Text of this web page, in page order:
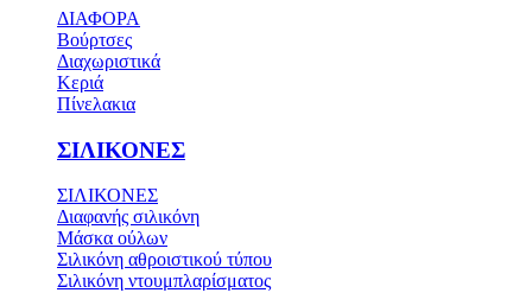
ΔΙΑΦΟΡΑ
Βούρτσες
Διαχωριστικά
Κεριά
Πίνελακια
ΣΙΛΙΚΟΝΕΣ
ΣΙΛΙΚΟΝΕΣ
Διαφανής σιλικόνη
Μάσκα ούλων
Σιλικόνη αθροιστικού τύπου
Σιλικόνη ντουμπλαρίσματος